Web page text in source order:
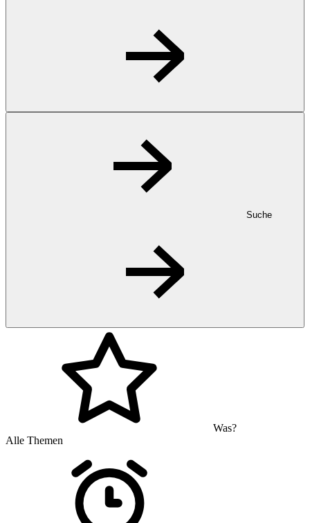
Suche
Was?
Alle Themen